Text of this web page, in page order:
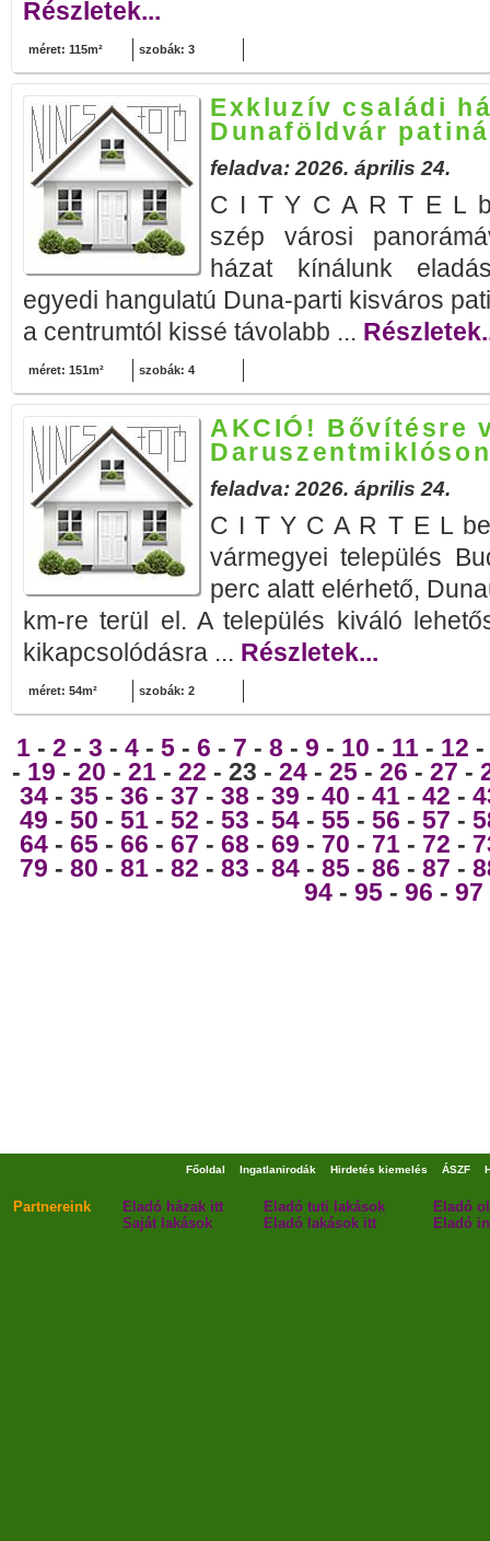
Részletek...
méret: 115m² szobák: 3
Exkluzív családi
Dunaföldvár
feladva: 2026. április 24.
C I T Y C A R T E L
szép városi
házat kínálunk
egyedi hangulatú Duna-parti kisváros
a centrumtól kissé távolabb ...
méret: 151m² szobák: 4
AKCIÓ! Bővítésre
feladva: 2026. április 24.
C I T Y C A R T E L
vármegyei település
perc alatt elérhető,
km-re terül el. A település kiváló
kikapcsolódásra ... Részletek...
méret: 54m² szobák: 2
1 - 2 - 3 - 4 - 5 - 6 - 7 - 8 - 9 - 10 - 11 - 12 -
- 19 - 20 - 21 - 22 - 23 - 24 - 25 - 26 - 27 -
34 - 35 - 36 - 37 - 38 - 39 - 40 - 41 - 42 -
49 - 50 - 51 - 52 - 53 - 54 - 55 - 56 - 57 -
64 - 65 - 66 - 67 - 68 - 69 - 70 - 71 - 72 -
79 - 80 - 81 - 82 - 83 - 84 - 85 - 86 - 87 -
94 - 95 - 96 - 97
Főoldal Ingatlanirodák Hirdetés kiemelés ÁSZF
Partnereink Eladó házak itt Eladó tuti lakások
Eladó
Saját lakások
Eladó lakások itt Eladó